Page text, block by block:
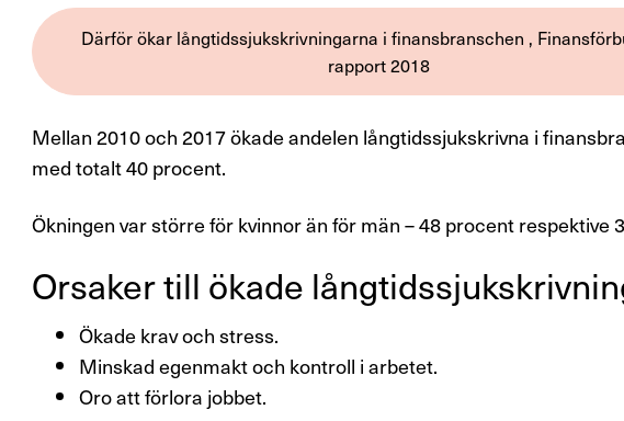
Därför ökar långtidssjukskrivningarna i finansbranschen ,
rapport 2018
Mellan 2010 och 2017 ökade andelen långtidssjukskrivna i
med totalt 40 procent.
Ökningen var större för kvinnor än för män – 48 procent respektive
Orsaker till ökade
Ökade krav och stress.
Minskad egenmakt och kontroll i arbetet.
Oro att förlora jobbet.